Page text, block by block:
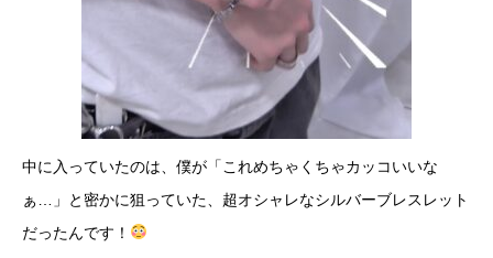
​中に入っていたのは、僕が「これめちゃくちゃカッコいいな
ぁ…」と密かに狙っていた、超オシャレなシルバーブレスレット
だったんです！